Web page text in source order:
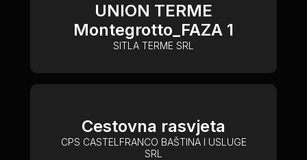
UNION TERME
Montegrotto_FAZA 1
SITLA TERME SRL
Cestovna rasvjeta
CPS CASTELFRANCO BAŠTINA I USLUGE
SRL